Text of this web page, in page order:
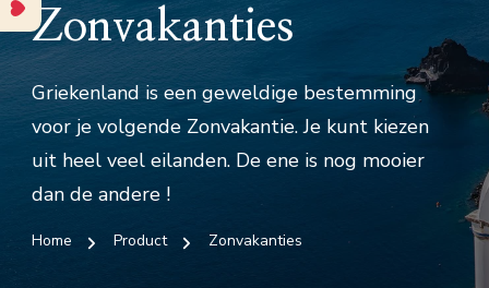
Zonvakanties
Griekenland is een geweldige bestemming
voor je volgende Zonvakantie. Je kunt kiezen
uit heel veel eilanden. De ene is nog mooier
dan de andere !
Home Product Zonvakanties